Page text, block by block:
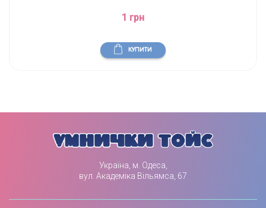
1 грн
КУПИТИ
Україна, м. Одеса,
вул. Академіка Вільямса, 67